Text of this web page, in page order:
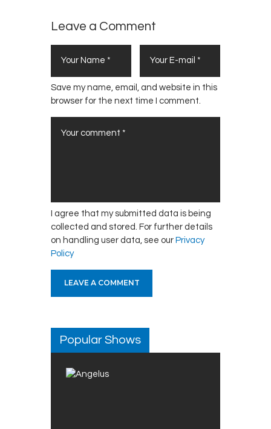
i
o
d
e
n
c
i
a
Leave a Comment
Save my name, email, and website in this
browser for the next time I comment.
I agree that my submitted data is being
collected and stored. For further details
on handling user data, see our Privacy
Policy
Popular Shows